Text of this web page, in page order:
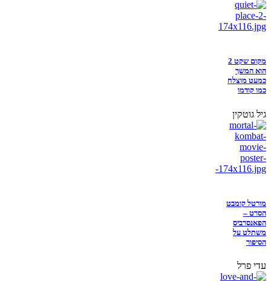
מקום שקט 2
הוא המשך
כמעט מוצלח
כמו קודמו
גיל גוטקין
מורטל קומבט
הסרט –
הפאנסרביס
משתלט על
הסיפור
עדי פרל